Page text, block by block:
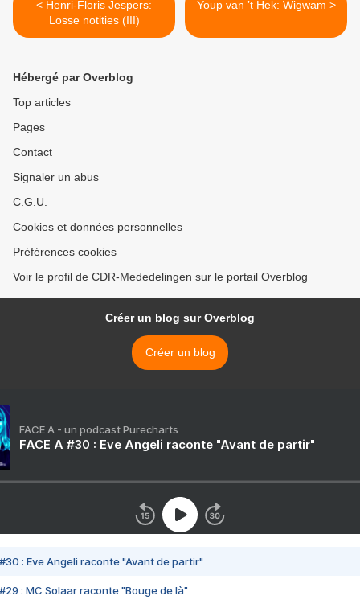
< Henri-Floris Jespers:
Losse notities (III)
Youp van ’t Hek: Wigwam >
Hébergé par Overblog
Top articles
Pages
Contact
Signaler un abus
C.G.U.
Cookies et données personnelles
Préférences cookies
Voir le profil de CDR-Mededelingen sur le portail Overblog
Créer un blog sur Overblog
Créer un blog
FACE A - un podcast Purecharts
FACE A #30 : Eve Angeli raconte "Avant de partir"
#30 : Eve Angeli raconte "Avant de partir"
#29 : MC Solaar raconte "Bouge de là"